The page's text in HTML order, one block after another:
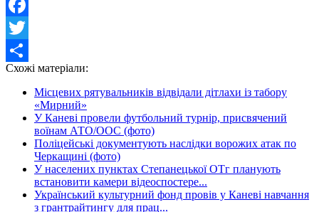
Facebook
Twitter
Share
Схожі матеріали:
Місцевих рятувальників відвідали дітлахи із табору
«Мирний»
У Каневі провели футбольний турнір, присвячений
воїнам АТО/ООС (фото)
Поліцейські документують наслідки ворожих атак по
Черкащині (фото)
У населених пунктах Степанецької ОТг планують
встановити камери відеоспостере...
Український культурний фонд провів у Каневі навчання
з грантрайтингу для прац...